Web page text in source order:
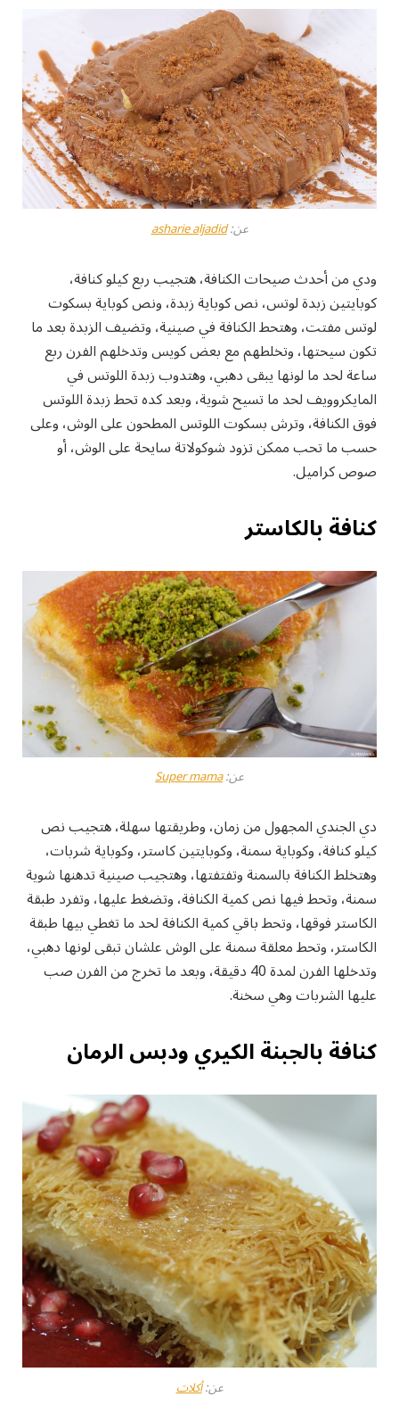
عن:asharie aljadid
ودي من أحدث صيحات الكنافة، هتجيب ربع كيلو كنافة،
كوبايتين زبدة لوتس، نص كوباية زبدة، ونص كوباية بسكوت
لوتس مفتت، وهتحط الكنافة في صينية، وتضيف الزبدة بعد ما
تكون سيحتها، وتخلطهم مع بعض كويس وتدخلهم الفرن ربع
ساعة لحد ما لونها يبقى دهبي، وهتدوب زبدة اللوتس في
المايكروويف لحد ما تسيح شوية، وبعد كده تحط زبدة اللوتس
فوق الكنافة، وترش بسكوت اللوتس المطحون على الوش، وعلى
حسب ما تحب ممكن تزود شوكولاتة سايحة على الوش، أو
صوص كراميل.
كنافة بالكاستر
عن:Super mama
دي الجندي المجهول من زمان، وطريقتها سهلة، هتجيب نص
كيلو كنافة، وكوباية سمنة، وكوبايتين كاستر، وكوباية شربات،
وهتخلط الكنافة بالسمنة وتفتفتها، وهتجيب صينية تدهنها شوية
سمنة، وتحط فيها نص كمية الكنافة، وتضغط عليها، وتفرد طبقة
الكاستر فوقها، وتحط باقي كمية الكنافة لحد ما تغطي بيها طبقة
الكاستر، وتحط معلقة سمنة على الوش علشان تبقى لونها دهبي،
وتدخلها الفرن لمدة 40 دقيقة، وبعد ما تخرج من الفرن صب
عليها الشربات وهي سخنة.
كنافة بالجبنة الكيري ودبس الرمان
عن:أكلات